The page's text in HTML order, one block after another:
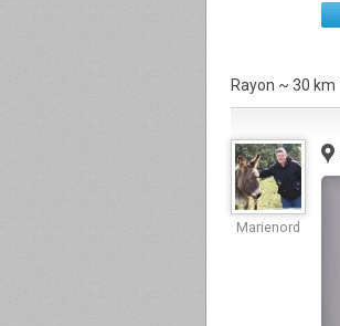
Rayon ~ 30 km
Marienord